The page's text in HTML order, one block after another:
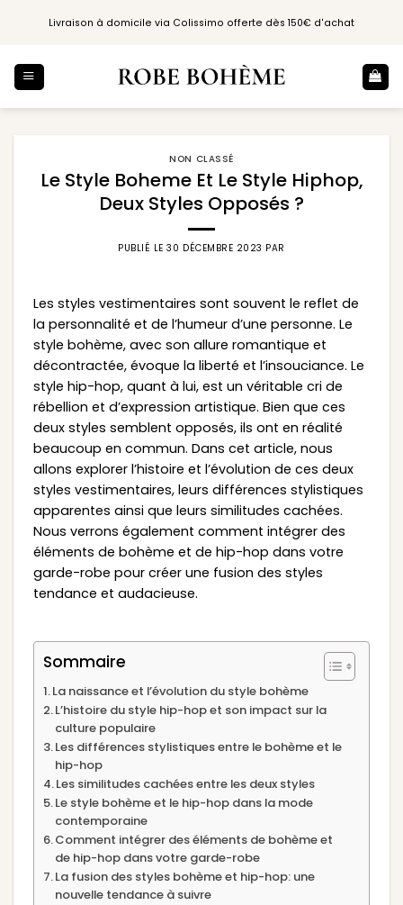
Livraison à domicile via Colissimo offerte dès 150€ d'achat
NON CLASSÉ
Le Style Boheme Et Le Style Hiphop,
Deux Styles Opposés ?
PUBLIÉ LE30 DÉCEMBRE 2023 PAR
Les styles vestimentaires sont souvent le reflet de
la personnalité et de l’humeur d’une personne. Le
style bohème, avec son allure romantique et
décontractée, évoque la liberté et l’insouciance. Le
style hip-hop, quant à lui, est un véritable cri de
rébellion et d’expression artistique. Bien que ces
deux styles semblent opposés, ils ont en réalité
beaucoup en commun. Dans cet article, nous
allons explorer l’histoire et l’évolution de ces deux
styles vestimentaires, leurs différences stylistiques
apparentes ainsi que leurs similitudes cachées.
Nous verrons également comment intégrer des
éléments de bohème et de hip-hop dans votre
garde-robe pour créer une fusion des styles
tendance et audacieuse.
Sommaire
La naissance et l’évolution du style bohème
L’histoire du style hip-hop et son impact sur la
culture populaire
Les différences stylistiques entre le bohème et le
hip-hop
Les similitudes cachées entre les deux styles
Le style bohème et le hip-hop dans la mode
contemporaine
Comment intégrer des éléments de bohème et
de hip-hop dans votre garde-robe
La fusion des styles bohème et hip-hop: une
nouvelle tendance à suivre